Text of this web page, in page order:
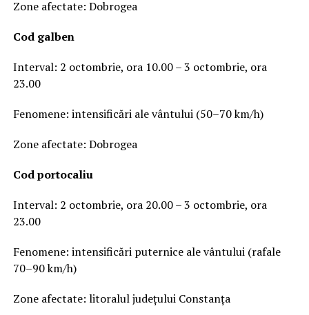
Zone afectate: Dobrogea
Cod galben
Interval: 2 octombrie, ora 10.00 – 3 octombrie, ora
23.00
Fenomene: intensificări ale vântului (50–70 km/h)
Zone afectate: Dobrogea
Cod portocaliu
Interval: 2 octombrie, ora 20.00 – 3 octombrie, ora
23.00
Fenomene: intensificări puternice ale vântului (rafale
70–90 km/h)
Zone afectate: litoralul județului Constanța